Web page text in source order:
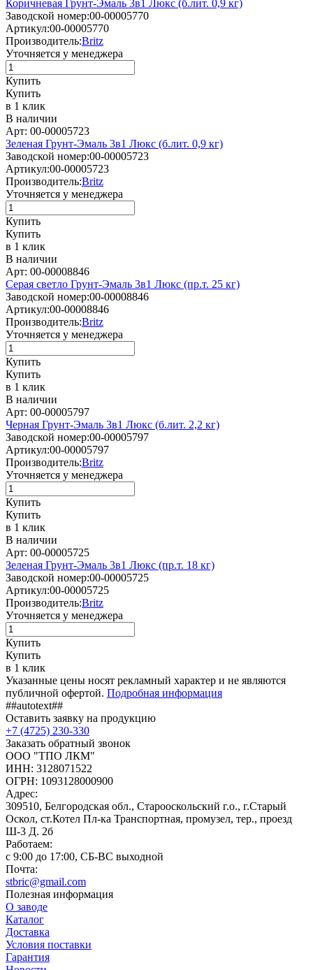
Коричневая Грунт-Эмаль 3в1 Люкс (б.лит. 0,9 кг)
Заводской номер:00-00005770
Артикул:00-00005770
Производитель:Britz
Уточняется у менеджера
Купить
Купить
в 1 клик
В наличии
Арт: 00-00005723
Зеленая Грунт-Эмаль 3в1 Люкс (б.лит. 0,9 кг)
Заводской номер:00-00005723
Артикул:00-00005723
Производитель:Britz
Уточняется у менеджера
Купить
Купить
в 1 клик
В наличии
Арт: 00-00008846
Серая светло Грунт-Эмаль 3в1 Люкс (пр.т. 25 кг)
Заводской номер:00-00008846
Артикул:00-00008846
Производитель:Britz
Уточняется у менеджера
Купить
Купить
в 1 клик
В наличии
Арт: 00-00005797
Черная Грунт-Эмаль 3в1 Люкс (б.лит. 2,2 кг)
Заводской номер:00-00005797
Артикул:00-00005797
Производитель:Britz
Уточняется у менеджера
Купить
Купить
в 1 клик
В наличии
Арт: 00-00005725
Зеленая Грунт-Эмаль 3в1 Люкс (пр.т. 18 кг)
Заводской номер:00-00005725
Артикул:00-00005725
Производитель:Britz
Уточняется у менеджера
Купить
Купить
в 1 клик
Указанные цены носят рекламный характер и не являются
публичной офертой. Подробная информация
##autotext##
Оставить заявку на продукцию
+7 (4725) 230-330
Заказать обратный звонок
ООО "ТПО ЛКМ"
ИНН: 3128071522
ОГРН: 1093128000900
Адрес:
309510, Белгородская обл., Старооскольский г.о., г.Старый
Оскол, ст.Котел Пл-ка Транспортная, промузел, тер., проезд
Ш-3 Д. 2б
Работаем:
c 9:00 до 17:00, СБ-ВС выходной
Почта:
stbric@gmail.com
Полезная информация
О заводе
Каталог
Доставка
Условия поставки
Гарантия